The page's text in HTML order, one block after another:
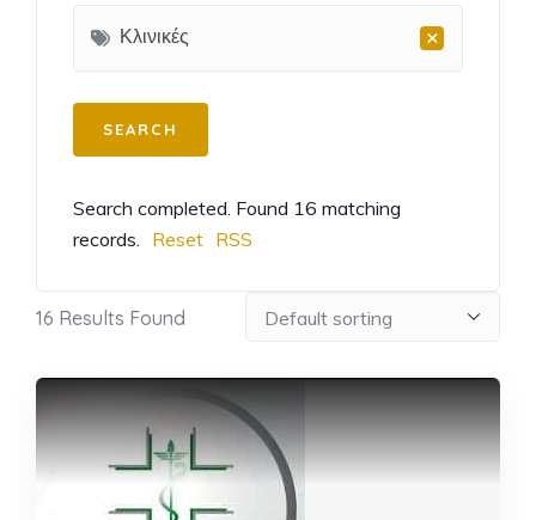
×
Κλινικές
Search completed. Found 16 matching
records.
Reset RSS
16 Results Found